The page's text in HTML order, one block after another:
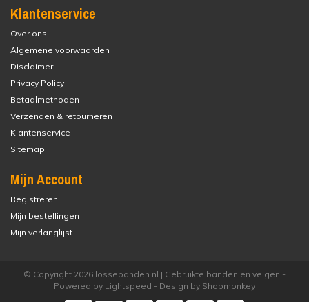
Klantenservice
Over ons
Algemene voorwaarden
Disclaimer
Privacy Policy
Betaalmethoden
Verzenden & retourneren
Klantenservice
Sitemap
Mijn Account
Registreren
Mijn bestellingen
Mijn verlanglijst
© Copyright 2026 lossebanden.nl | Gebruikte banden en velgen -
Powered by Lightspeed - Design by Shopmonkey